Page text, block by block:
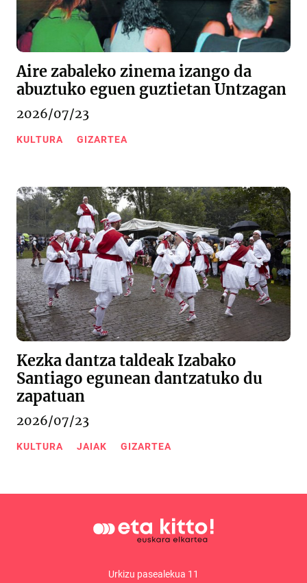
Aire zabaleko zinema izango da
abuztuko eguen guztietan Untzagan
2026/07/23
KULTURA GIZARTEA
Kezka dantza taldeak Izabako
Santiago egunean dantzatuko du
zapatuan
2026/07/23
KULTURA JAIAK GIZARTEA
Urkizu pasealekua 11